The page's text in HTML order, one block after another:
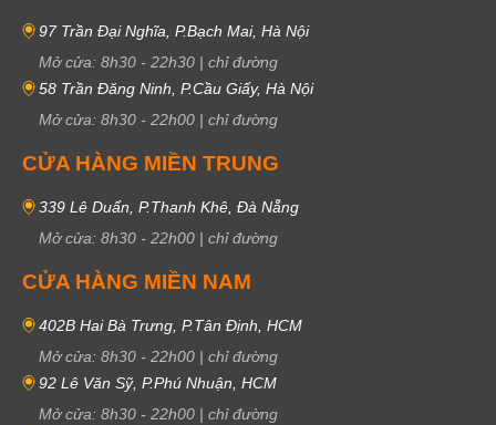
97 Trần Đại Nghĩa, P.Bạch Mai, Hà Nội
Mở cửa: 8h30 - 22h30 | chỉ đường
58 Trần Đăng Ninh, P.Cầu Giấy, Hà Nội
Mở cửa: 8h30 - 22h00 | chỉ đường
CỬA HÀNG MIỀN TRUNG
339 Lê Duẩn, P.Thanh Khê, Đà Nẵng
Mở cửa: 8h30 - 22h00 | chỉ đường
CỬA HÀNG MIỀN NAM
402B Hai Bà Trưng, P.Tân Định, HCM
Mở cửa: 8h30 - 22h00 | chỉ đường
92 Lê Văn Sỹ, P.Phú Nhuận, HCM
Mở cửa: 8h30 - 22h00 | chỉ đường